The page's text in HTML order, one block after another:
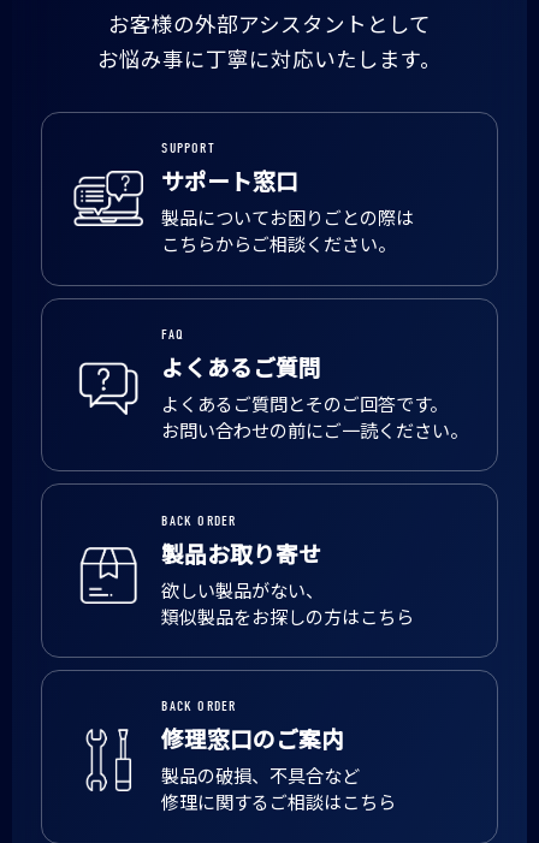
お客様の外部アシスタントとして
お悩み事に丁寧に対応いたします。
SUPPORT
サポート窓口
製品についてお困りごとの際は
こちらからご相談ください。
FAQ
よくあるご質問
よくあるご質問とそのご回答です。
お問い合わせの前にご一読ください。
BACK ORDER
製品お取り寄せ
欲しい製品がない、
類似製品をお探しの方はこちら
BACK ORDER
修理窓口のご案内
製品の破損、不具合など
修理に関するご相談はこちら